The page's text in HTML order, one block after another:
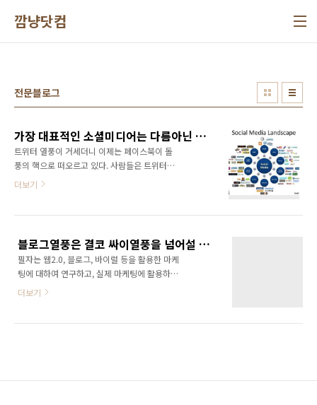
깜냥닷컴
전문블로그
가장 대표적인 소셜미디어는 다름아닌 블로그!
트위터 열풍이 거세더니 이제는 페이스북이 돌
풍의 핵으로 떠오르고 있다. 사람들은 트위터가
익숙해 질만 하니 이제는 또 페이스북을 배워야
이 자신만의 확고한 영역을 구축하고 꾸준히 사
랑 받고 있는 서비스가 있으니 바로 블로그다. 지
금 ‘소셜’ 열풍이 부는 것처럼 2~3년 전에는 ‘블
로그’ 열풍이 거세게 불었다. 지금 수많은 사람들
사람들이 블로그로 모여들었다. 하지만 블로그
더보기
블로그열풍은 결코 싸이열풍을 넘어설 수 없을 것이다!
필자는 웹2.0, 블로그, 바이럴 등을 활용한 마케
팅에 대하여 연구하고, 실제 마케팅에 활용하고
있다. 블로그메타사이트인 블로그와이드
더보기